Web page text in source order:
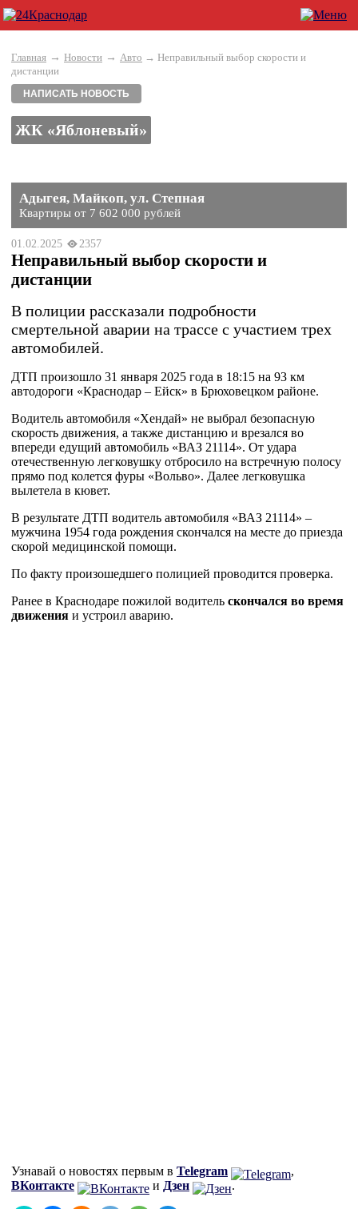
Главная → Новости → Авто → Неправильный выбор скорости и
дистанции
НАПИСАТЬ НОВОСТЬ
ЖК «Яблоневый»
Адыгея, Майкоп, ул. Степная
Квартиры от 7 602 000 рублей
01.02.2025 2357
Неправильный выбор скорости и
дистанции
В полиции рассказали подробности
смертельной аварии на трассе с участием трех
автомобилей.
ДТП произошло 31 января 2025 года в 18:15 на 93 км
автодороги «Краснодар – Ейск» в Брюховецком районе.
Водитель автомобиля «Хендай» не выбрал безопасную
скорость движения, а также дистанцию и врезался во
впереди едущий автомобиль «ВАЗ 21114». От удара
отечественную легковушку отбросило на встречную полосу
прямо под колется фуры «Вольво». Далее легковушка
вылетела в кювет.
В результате ДТП водитель автомобиля «ВАЗ 21114» –
мужчина 1954 года рождения скончался на месте до приезда
скорой медицинской помощи.
По факту произошедшего полицией проводится проверка.
Ранее в Краснодаре пожилой водитель скончался во время
движения и устроил аварию.
Узнавай о новостях первым в Telegram
,
ВКонтакте
и Дзен .